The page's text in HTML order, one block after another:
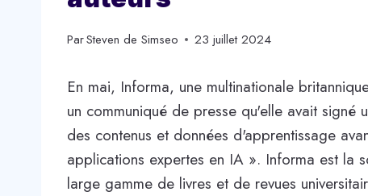
ParSteven de Simseo 23 juillet 2024
En mai, Informa, une multinationale
un communiqué de presse qu'elle avait
des contenus et données d'apprentissage
applications expertes en IA ». Informa est la
large gamme de livres et de revues